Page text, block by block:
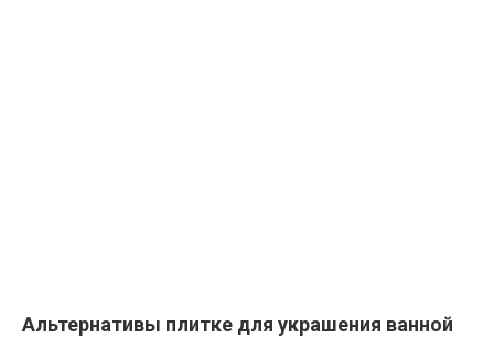
Альтернативы плитке для украшения ванной